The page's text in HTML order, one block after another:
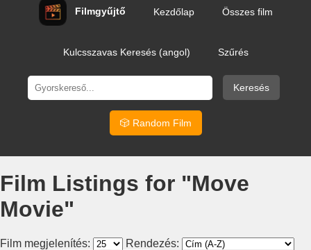
Filmgyűjtő Kezdőlap Összes film
Kulcsszavas Keresés (angol) Szűrés
Keresés
🎲 Random Film
Film Listings for "Move
Movie"
Film megjelenítés: Rendezés: